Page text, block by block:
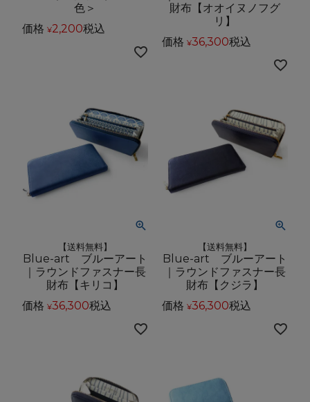
色＞
価格 ¥2,200税込
財布【オオイヌノフグ
リ】
価格 ¥36,300税込
【送料無料】
Blue-art ブルーアート
｜ラウンドファスナー長
財布【キリコ】
価格 ¥36,300税込
【送料無料】
Blue-art ブルーアート
｜ラウンドファスナー長
財布【クジラ】
価格 ¥36,300税込